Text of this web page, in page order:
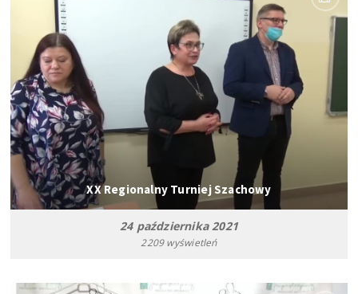
XX Regionalny Turniej Szachowy
24 października 2021
2209 wyświetleń